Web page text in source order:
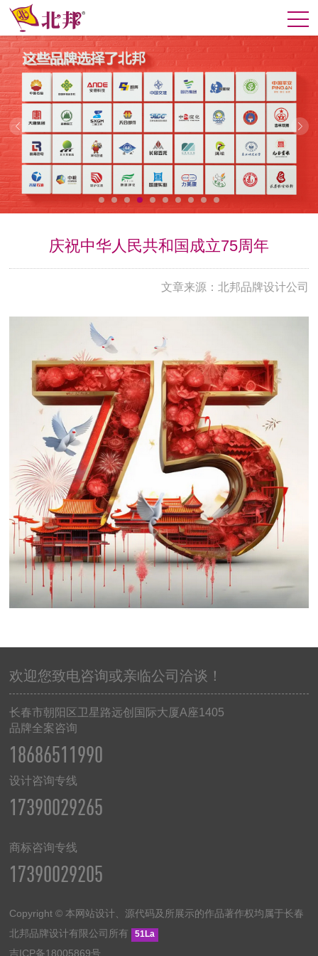
庆祝中华人民共和国成立75周年
文章来源：北邦品牌设计公司
欢迎您致电咨询或亲临公司洽谈！
长春市朝阳区卫星路远创国际大厦A座1405
品牌全案咨询
18686511990
设计咨询专线
17390029265
商标咨询专线
17390029205
Copyright © 本网站设计、源代码及所展示的作品著作权均属于长春
北邦品牌设计有限公司所有
51La
吉ICP备18005869号